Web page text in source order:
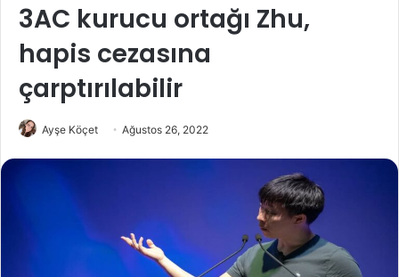
3AC kurucu ortağı Zhu,
hapis cezasına
çarptırılabilir
Ayşe Köçet Ağustos 26, 2022